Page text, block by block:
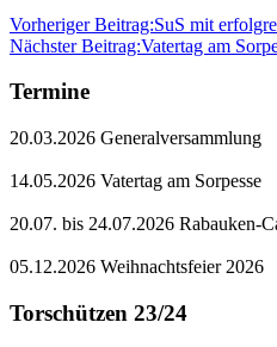
Vorheriger Beitrag:SuS mit
Nächster Beitrag:Vatertag am
Termine
20.03.2026 Generalversammlung
14.05.2026 Vatertag am Sorpesse
20.07. bis 24.07.2026 Rabauken-
05.12.2026 Weihnachtsfeier 2026
Torschützen 23/24